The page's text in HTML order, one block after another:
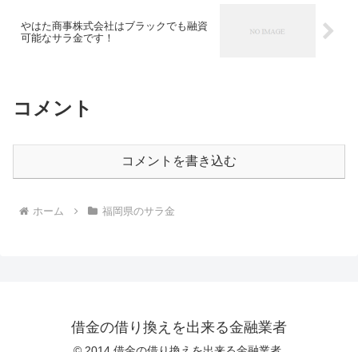
やはた商事株式会社はブラックでも融資
可能なサラ金です！
コメント
コメントを書き込む
ホーム 福岡県のサラ金
借金の借り換えを出来る金融業者